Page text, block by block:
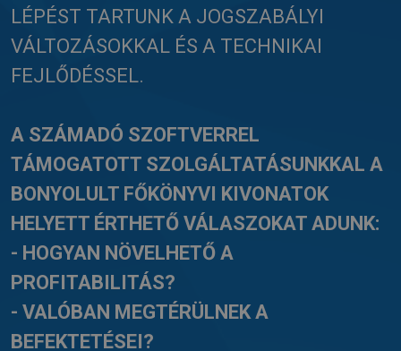
LÉPÉST TARTUNK A JOGSZABÁLYI
VÁLTOZÁSOKKAL ÉS A TECHNIKAI
FEJLŐDÉSSEL.
A SZÁMADÓ SZOFTVERREL
TÁMOGATOTT SZOLGÁLTATÁSUNKKAL A
BONYOLULT FŐKÖNYVI KIVONATOK
HELYETT ÉRTHETŐ VÁLASZOKAT ADUNK:
- HOGYAN NÖVELHETŐ A
PROFITABILITÁS?
- VALÓBAN MEGTÉRÜLNEK A
BEFEKTETÉSEI?